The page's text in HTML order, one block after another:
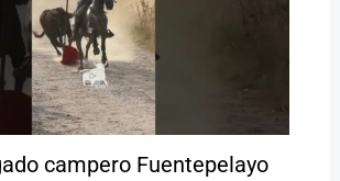
campero Fuentepelayo